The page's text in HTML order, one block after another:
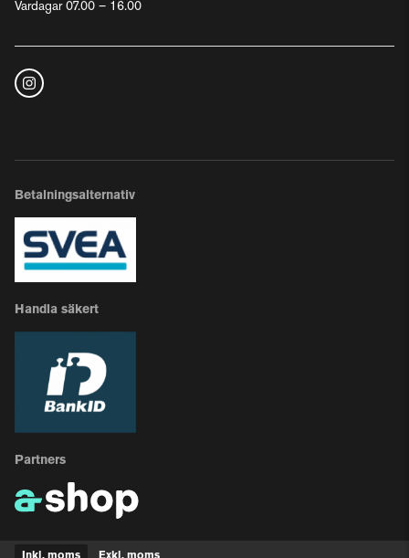
Vardagar 07.00 – 16.00
Betalningsalternativ
Handla säkert
Partners